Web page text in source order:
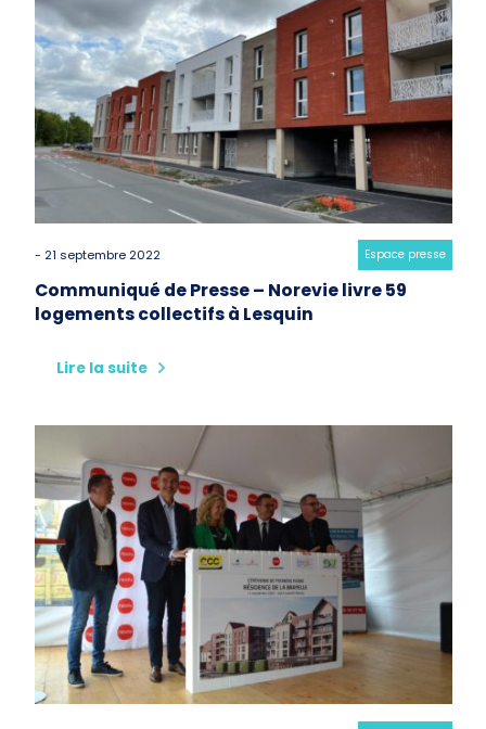
- 21 septembre 2022 Category:
Espace presse
Communiqué de Presse – Norevie livre 59
logements collectifs à Lesquin
Lire la suite